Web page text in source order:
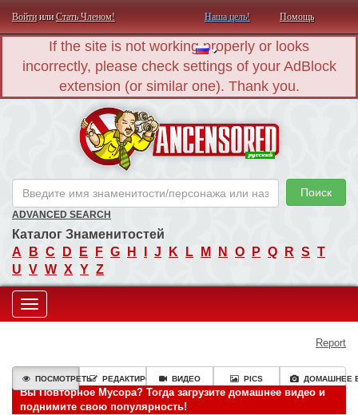
ВойтиилиСтать Членом! Наша цель! Помощь
If the site is not working properly or looks
incorrectly, please check settings of your AdBlock
extension (or similar one). Thank you.
Поиск
ADVANCED SEARCH
Каталог Знаменитостей
A
B C D E F G H J K L M N O P Q R S T
U V W X Y Z
Toggle
Report
ПОСМОТРЕТЬ РЕДАКТИРОВАТЬВИДЕО PICS ДОМАШНЕЕ
Вы Повторное Мусора? Тогда загрузите домашнее видео и
поднимите свою популярность!